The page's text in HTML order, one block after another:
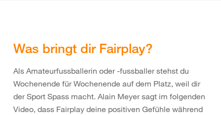
Was bringt dir Fairplay?
Als Amateurfussballerin oder -fussballer stehst du
Wochenende für Wochenende auf dem Platz, weil dir
der Sport Spass macht. Alain Meyer sagt im folgenden
Video, dass Fairplay deine positiven Gefühle während